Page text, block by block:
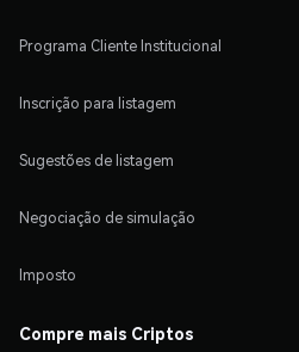
Programa Cliente Institucional
Inscrição para listagem
Sugestões de listagem
Negociação de simulação
Imposto
Compre mais Criptos